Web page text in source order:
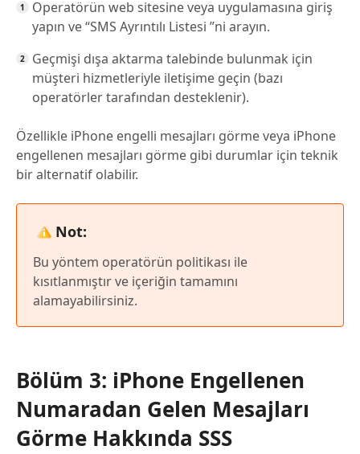
Operatörün web sitesine veya uygulamasına giriş
yapın ve “SMS Ayrıntılı Listesi ”ni arayın.
Geçmişi dışa aktarma talebinde bulunmak için
müşteri hizmetleriyle iletişime geçin (bazı
operatörler tarafından desteklenir).
Özellikle iPhone engelli mesajları görme veya iPhone
engellenen mesajları görme gibi durumlar için teknik
bir alternatif olabilir.
Not:
Bu yöntem operatörün politikası ile
kısıtlanmıştır ve içeriğin tamamını
alamayabilirsiniz.
Bölüm 3: iPhone Engellenen
Numaradan Gelen Mesajları
Görme Hakkında SSS